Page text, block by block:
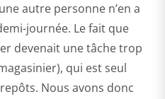
autre personne n’en a
journée. Le fait que
devenait une tâche trop
qui est seul
Nous avons donc